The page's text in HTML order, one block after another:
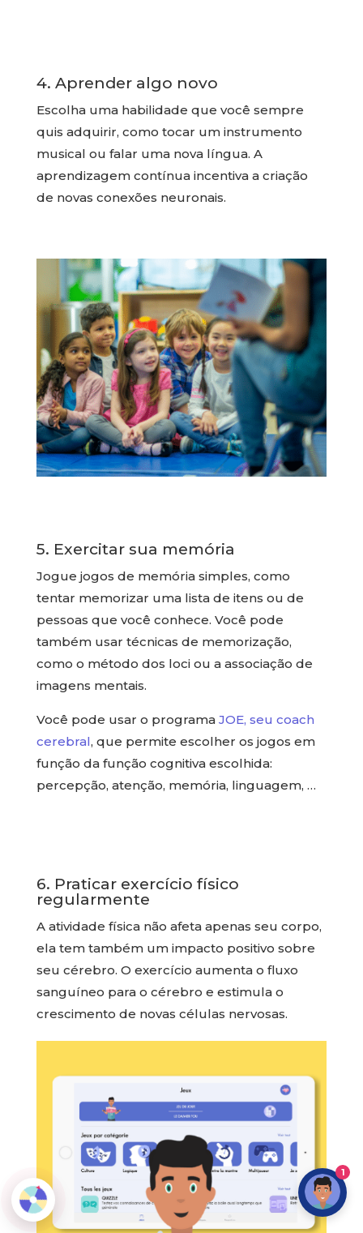
4. Aprender algo novo
Escolha uma habilidade que você sempre
quis adquirir, como tocar um instrumento
musical ou falar uma nova língua. A
aprendizagem contínua incentiva a criação
de novas conexões neuronais.
5. Exercitar sua memória
Jogue jogos de memória simples, como
tentar memorizar uma lista de itens ou de
pessoas que você conhece. Você pode
também usar técnicas de memorização,
como o método dos loci ou a associação de
imagens mentais.
Você pode usar o programa JOE, seu coach
cerebral, que permite escolher os jogos em
função da função cognitiva escolhida:
percepção, atenção, memória, linguagem, …
6. Praticar exercício físico
regularmente
A atividade física não afeta apenas seu corpo,
ela tem também um impacto positivo sobre
seu cérebro. O exercício aumenta o fluxo
sanguíneo para o cérebro e estimula o
crescimento de novas células nervosas.
1